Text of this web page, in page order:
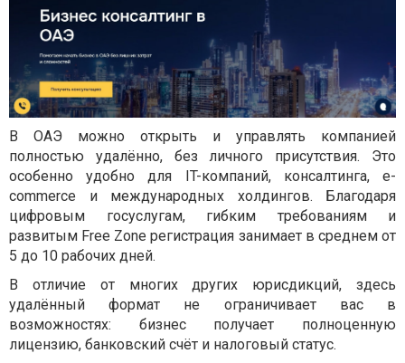
В ОАЭ можно открыть и управлять компанией
полностью удалённо, без личного присутствия. Это
особенно удобно для IT-компаний, консалтинга, e-
commerce и международных холдингов. Благодаря
цифровым госуслугам, гибким требованиям и
развитым Free Zone регистрация занимает в среднем от
5 до 10 рабочих дней.
В отличие от многих других юрисдикций, здесь
удалённый формат не ограничивает вас в
возможностях: бизнес получает полноценную
лицензию, банковский счёт и налоговый статус.